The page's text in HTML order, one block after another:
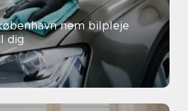
nem bilpleje
dig